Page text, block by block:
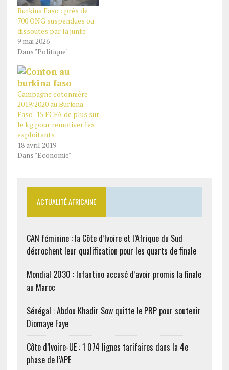
Burkina Faso : près de
700 ONG suspendues ou
dissoutes par la junte
9 mai 2026
Dans "Politique"
Campagne cotonnière
2019/2020 au Burkina
Faso: 15 FCFA de plus sur
le kg pour remotiver les
exploitants
18 avril 2019
Dans "Economie"
ACTUALITÉ AFRICAINE
CAN féminine : la Côte d’Ivoire et l’Afrique du Sud
décrochent leur qualification pour les quarts de finale
Mondial 2030 : Infantino accusé d’avoir promis la finale
au Maroc
Sénégal : Abdou Khadir Sow quitte le PRP pour soutenir
Diomaye Faye
Côte d’Ivoire-UE : 1 074 lignes tarifaires dans la 4e
phase de l’APE